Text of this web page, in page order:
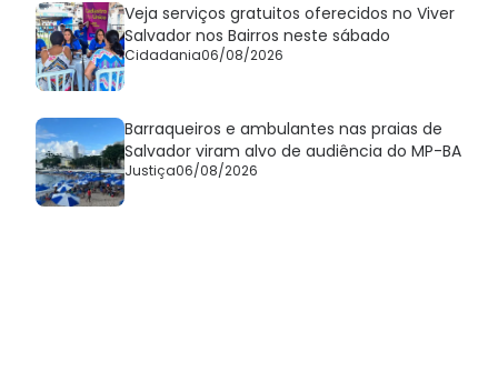
Veja serviços gratuitos oferecidos no Viver
Salvador nos Bairros neste sábado
Cidadania06/08/2026
Barraqueiros e ambulantes nas praias de
Salvador viram alvo de audiência do MP-BA
Justiça06/08/2026